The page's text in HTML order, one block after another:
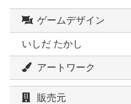
ゲームデザイン
いしだ たかし
アートワーク
販売元